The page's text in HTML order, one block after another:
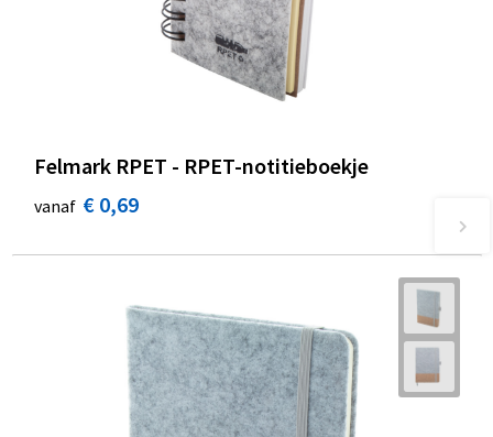
Felmark RPET - RPET-notitieboekje
vanaf € 0,69